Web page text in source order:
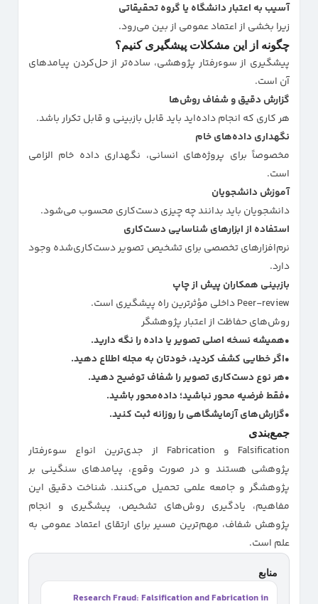
آسیب به اعتبار دانشگاه یا گروه تحقیقاتی
زیرا بخشی از اعتماد عمومی از بین می‌رود.
چگونه از این مشکلات پیشگیری کنیم؟
پیشگیری از سوءرفتار پژوهشی، ساده‌تر از حل‌کردن پیامدهای
آن است.
گزارش دقیق و شفاف روش‌ها
هر کاری که انجام داده‌اید باید قابل بازبینی و قابل تکرار باشد.
نگهداری داده‌های خام
مخصوصاً برای پروژه‌های انسانی، نگهداری داده خام الزامی
است.
آموزش دانشجویان
دانشجویان باید بدانند چه چیزی دست‌کاری محسوب می‌شود.
استفاده از ابزارهای شناسایی دست‌کاری
نرم‌افزارهای تخصصی برای تشخیص تصویر دست‌کاری‌شده وجود
دارد.
بازبینی همکاران پیش از چاپ
Peer-review داخلی مؤثرترین راه پیشگیری است.
روش‌های حفاظت از اعتبار پژوهشگر
همیشه نسخه اصلی تصویر یا داده را نگه دارید.
اگر خطایی کشف کردید، خودتان به مجله اطلاع دهید.
هر نوع دست‌کاری تصویر را شفاف توضیح دهید.
فقط فرضیه محور نباشید؛ داده‌محور باشید.
گزارش‌های آزمایشگاهی را روزانه ثبت کنید.
جمع‌بندی
Falsification و Fabrication از جدی‌ترین انواع سوءرفتار
پژوهشی هستند و در صورت وقوع، پیامدهای سنگینی بر
پژوهشگر و جامعه علمی تحمیل می‌کنند. شناخت دقیق این
مفاهیم، یادگیری روش‌های تشخیص، پیشگیری و انجام
پژوهش شفاف، مهم‌ترین مسیر برای ارتقای اعتماد عمومی به
علم است.
منابع
Research Fraud: Falsification and Fabrication in